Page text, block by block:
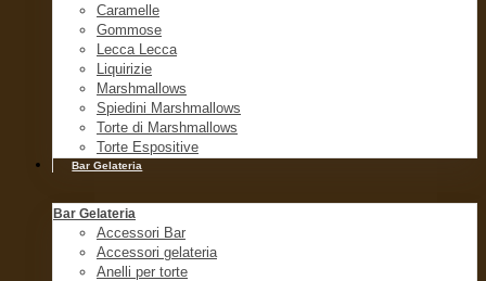
Caramelle
Gommose
Lecca Lecca
Liquirizie
Marshmallows
Spiedini Marshmallows
Torte di Marshmallows
Torte Espositive
Bar Gelateria
Bar Gelateria
Accessori Bar
Accessori gelateria
Anelli per torte